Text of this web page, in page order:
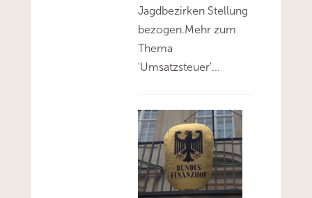
Jagdbezirken Stellung
bezogen.Mehr zum
Thema
'Umsatzsteuer'...